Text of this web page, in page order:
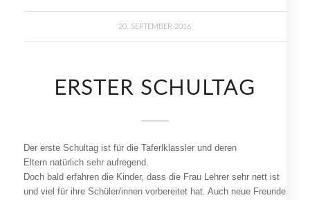
20. SEPTEMBER 2016
ERSTER SCHULTAG
Der erste Schultag ist für die Taferlklassler und deren
Eltern natürlich sehr aufregend.
Doch bald erfahren die Kinder, dass die Frau Lehrer sehr nett ist
und viel für ihre Schüler/innen vorbereitet hat. Auch neue Freunde